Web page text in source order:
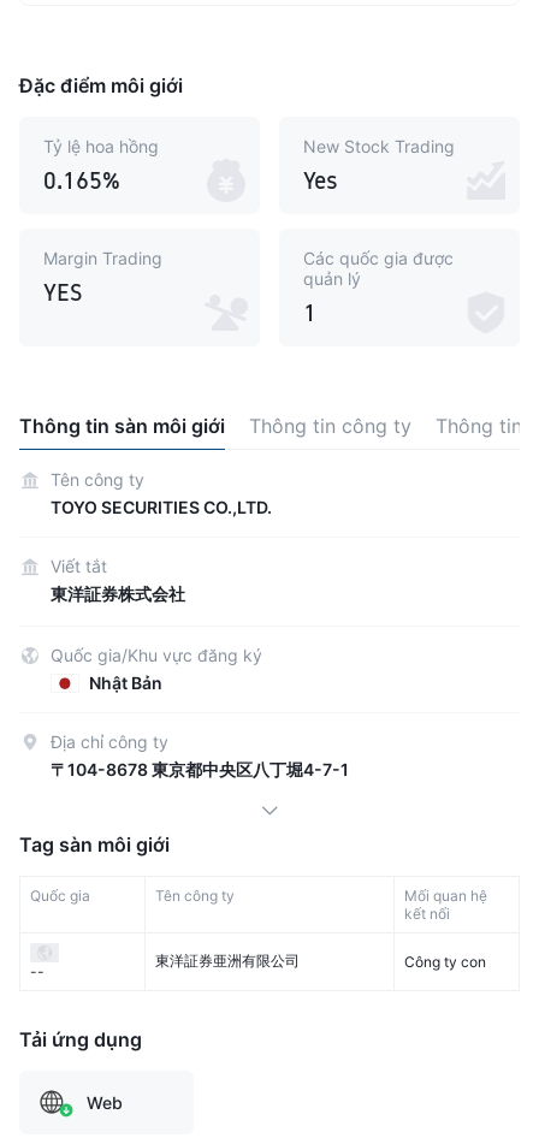
Đặc điểm môi giới
Tỷ lệ hoa hồng
0.165%
New Stock Trading
Yes
Margin Trading
YES
Các quốc gia được
quản lý
1
Thông tin sàn môi giới Thông tin công ty Thông tin
Tên công ty
TOYO SECURITIES CO.,LTD.
Viết tắt
東洋証券株式会社
Quốc gia/Khu vực đăng ký
Nhật Bản
Địa chỉ công ty
〒104-8678 東京都中央区八丁堀4-7-1
Tag sàn môi giới
Quốc gia Tên công ty
Mối quan hệ
kết nối
--
東洋証券亜洲有限公司 Công ty con
Tải ứng dụng
Web